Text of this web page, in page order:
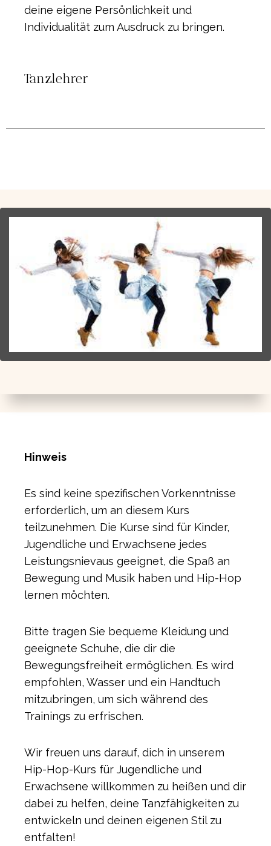
deine eigene Persönlichkeit und
Individualität zum Ausdruck zu bringen.
Tanzlehrer
Hinweis
Es sind keine spezifischen Vorkenntnisse
erforderlich, um an diesem Kurs
teilzunehmen. Die Kurse sind für Kinder,
Jugendliche und Erwachsene jedes
Leistungsnievaus geeignet, die Spaß an
Bewegung und Musik haben und Hip-Hop
lernen möchten.
Bitte tragen Sie bequeme Kleidung und
geeignete Schuhe, die dir die
Bewegungsfreiheit ermöglichen. Es wird
empfohlen, Wasser und ein Handtuch
mitzubringen, um sich während des
Trainings zu erfrischen.
Wir freuen uns darauf, dich in unserem
Hip-Hop-Kurs für Jugendliche und
Erwachsene willkommen zu heißen und dir
dabei zu helfen, deine Tanzfähigkeiten zu
entwickeln und deinen eigenen Stil zu
entfalten!